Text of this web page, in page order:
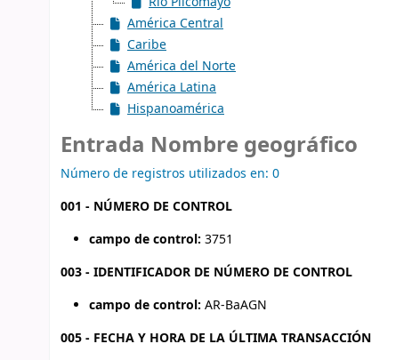
América Central
Caribe
América del Norte
América Latina
Hispanoamérica
Entrada Nombre geográfico
Número de registros utilizados en: 0
001 - NÚMERO DE CONTROL
campo de control: 3751
003 - IDENTIFICADOR DE NÚMERO DE CONTROL
campo de control: AR-BaAGN
005 - FECHA Y HORA DE LA ÚLTIMA TRANSACCIÓN